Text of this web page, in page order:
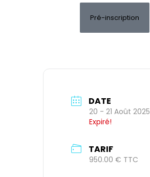
Pré-inscription
DATE
20 - 21 Août 2025
Expiré!
TARIF
950.00 € TTC